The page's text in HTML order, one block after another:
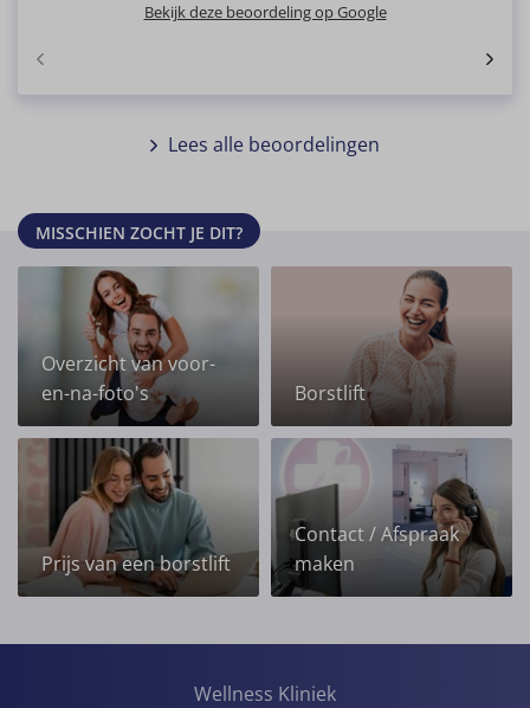
Bekijk deze beoordeling op Google
Lees alle beoordelingen
MISSCHIEN ZOCHT JE DIT?
Overzicht van voor-
en-na-foto's
Borstlift
Prijs van een borstlift
Contact / Afspraak
maken
Wellness Kliniek